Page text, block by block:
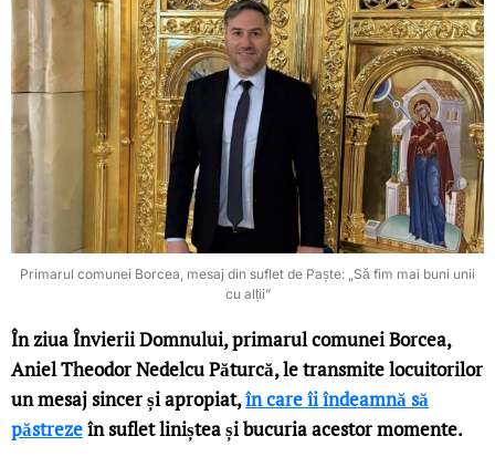
Primarul comunei Borcea, mesaj din suflet de Paște: „Să fim mai buni unii
cu alții”
În ziua Învierii Domnului, primarul comunei Borcea,
Aniel Theodor Nedelcu Păturcă, le transmite locuitorilor
un mesaj sincer și apropiat,în care îi îndeamnă să
păstrezeîn suflet liniștea și bucuria acestor momente.